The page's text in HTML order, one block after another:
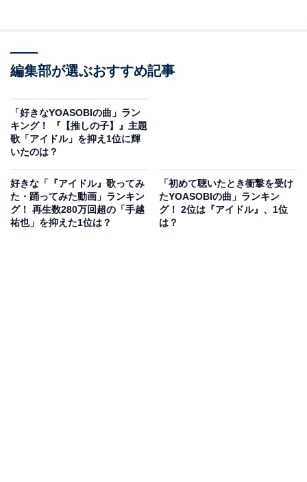
編集部が選ぶおすすめ記事
「好きなYOASOBIの曲」ラン
キング！ 『【推しの子】』主題
歌「アイドル」を抑え1位に輝
いたのは？
好きな「『アイドル』歌ってみ
た・踊ってみた動画」ランキン
グ！ 再生数280万回超の「手越
祐也」を抑えた1位は？
「初めて聴いたとき衝撃を受け
たYOASOBIの曲」ランキン
グ！ 2位は『アイドル』、1位
は？